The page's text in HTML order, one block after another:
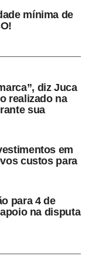
observando o
a multa era de
as reincidências,
5.867, de
do registro do
do
de
de 5 a 30 dias
ocorria com
em um ano
das
mínima de
diz Juca
realizado na
sua
em
custos para
para 4 de
na disputa